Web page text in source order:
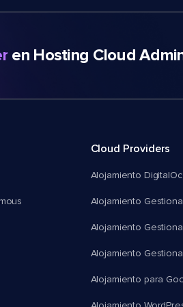
en Hosting Cloud
Cloud Providers
Alojamiento
Alojamiento
Alojamiento
Alojamiento
Alojamiento para